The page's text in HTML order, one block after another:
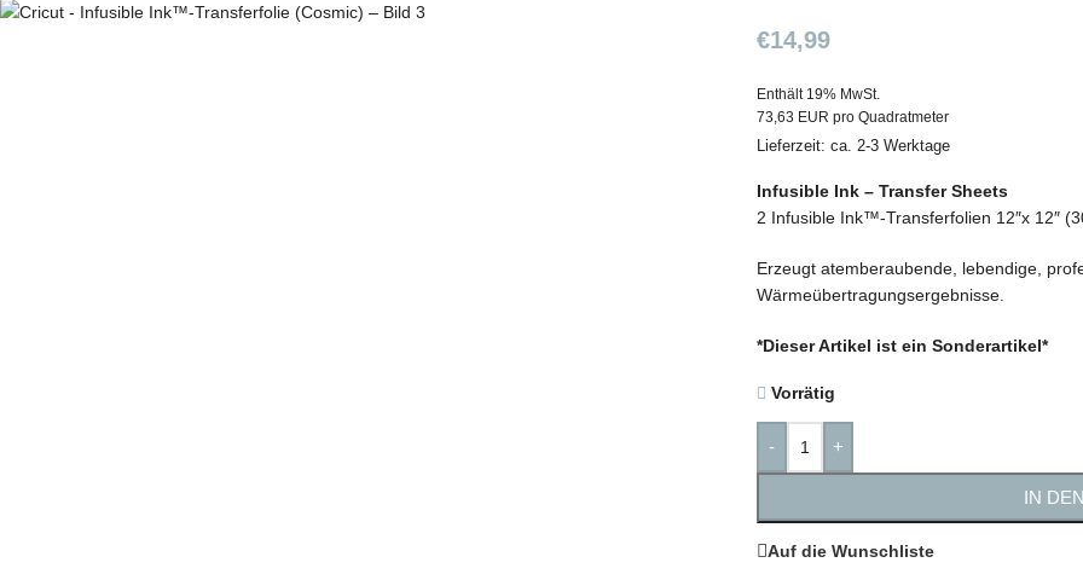
€14,99
Enthält 19% MwSt.
73,63 EUR pro Quadratmeter
Lieferzeit: ca. 2-3 Werktage
Infusible Ink – Transfer Sheets
2 Infusible Ink™-Transferfolien 12″x 12″
Erzeugt atemberaubende, lebendige,
Wärmeübertragungsergebnisse.
*Dieser Artikel ist ein Sonderartikel*
Vorrätig
- +
IN
Auf die Wunschliste